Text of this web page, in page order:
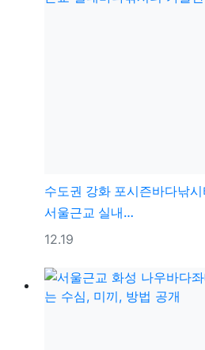
수도권 강화 포시즌바다낚
서울근교 실내…
등록일
12.19